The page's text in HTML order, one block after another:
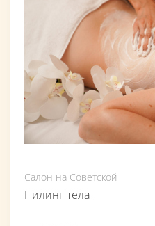
Салон на Советской
Пилинг тела